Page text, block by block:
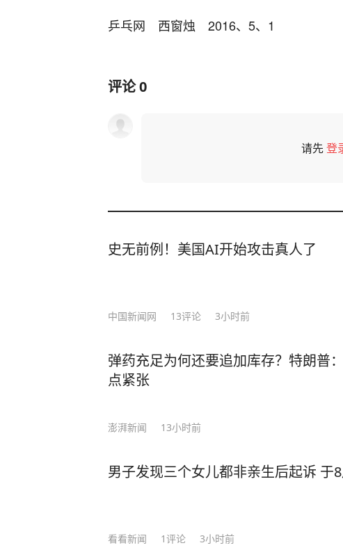
乒乓网 西窗烛 2016、5、1
评论0
请先登
史无前例！美国AI开始攻击真人了
中国新闻网 13评论 3小时前
弹药充足为何还要追加库存？特朗普
点紧张
澎湃新闻 13小时前
男子发现三个女儿都非亲生后起诉 于
看看新闻 1评论 3小时前